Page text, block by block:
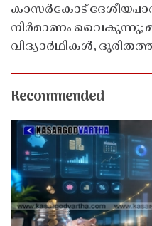
കാസർകോട്
നിർമാണം വൈകുന്നു;
വിദ്യാർഥികൾ,
Recommended